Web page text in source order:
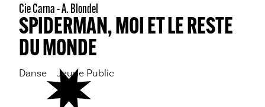
Cie Carna - A. Blondel
SPIDERMAN, MOI ET LE RESTE
DU MONDE
Danse Jeune Public